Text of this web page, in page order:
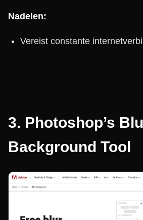
Nadelen:
Vereist constante
3. Photoshop’s
Background Tool